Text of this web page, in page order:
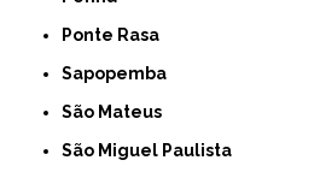
Ponte Rasa
Sapopemba
São Mateus
São Miguel Paulista